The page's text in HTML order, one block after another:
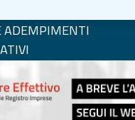
ADEMPIMENTI